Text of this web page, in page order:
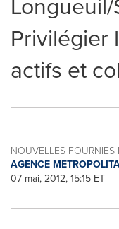
Privilégier
actifs et
NOUVELLES FOURNIES
AGENCE
07 mai, 2012, 15:15 ET